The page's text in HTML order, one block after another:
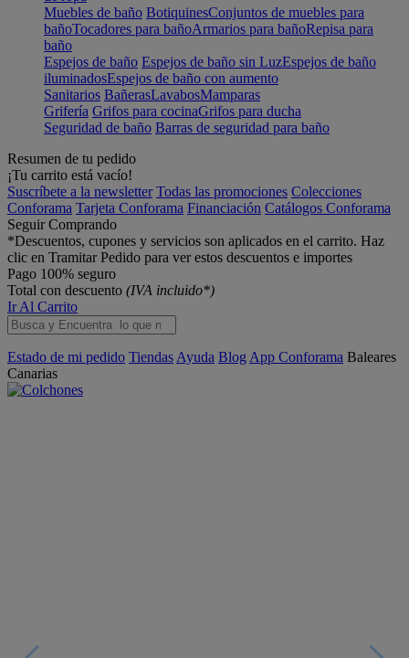
Muebles de baño BotiquinesConjuntos de muebles para
bañoTocadores para bañoArmarios para bañoRepisa para
baño
Espejos de baño Espejos de baño sin LuzEspejos de baño
iluminadosEspejos de baño con aumento
Sanitarios BañerasLavabosMamparas
Grifería Grifos para cocinaGrifos para ducha
Seguridad de baño Barras de seguridad para baño
Resumen de tu pedido
¡Tu carrito está vacío!
Suscríbete a la newsletter Todas las promociones Colecciones
Conforama Tarjeta Conforama Financiación Catálogos Conforama
Seguir Comprando
*Descuentos, cupones y servicios son aplicados en el carrito. Haz
clic en Tramitar Pedido para ver estos descuentos e importes
Pago 100% seguro
Total con descuento (IVA incluido*)
Ir Al Carrito
Estado de mi pedido Tiendas Ayuda Blog App Conforama Baleares
Canarias